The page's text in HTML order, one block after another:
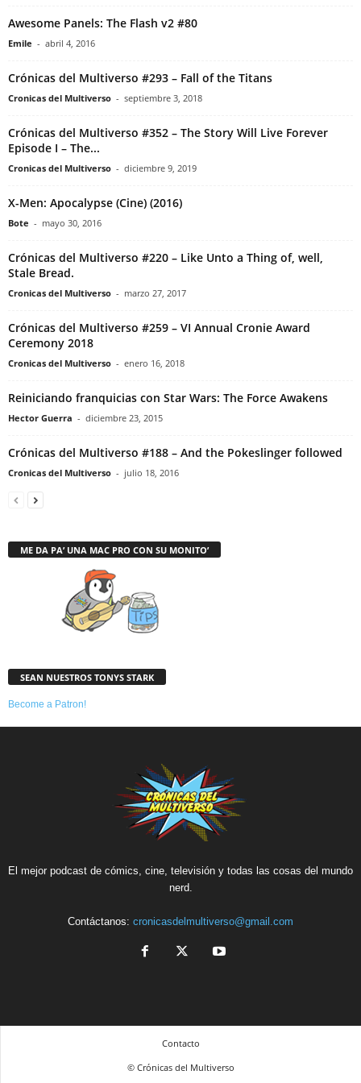
Awesome Panels: The Flash v2 #80
Emile - abril 4, 2016
Crónicas del Multiverso #293 – Fall of the Titans
Cronicas del Multiverso - septiembre 3, 2018
Crónicas del Multiverso #352 – The Story Will Live Forever
Episode I – The...
Cronicas del Multiverso - diciembre 9, 2019
X-Men: Apocalypse (Cine) (2016)
Bote - mayo 30, 2016
Crónicas del Multiverso #220 – Like Unto a Thing of, well,
Stale Bread.
Cronicas del Multiverso - marzo 27, 2017
Crónicas del Multiverso #259 – VI Annual Cronie Award
Ceremony 2018
Cronicas del Multiverso - enero 16, 2018
Reiniciando franquicias con Star Wars: The Force Awakens
Hector Guerra - diciembre 23, 2015
Crónicas del Multiverso #188 – And the Pokeslinger followed
Cronicas del Multiverso - julio 18, 2016
ME DA PA’ UNA MAC PRO CON SU MONITO’
SEAN NUESTROS TONYS STARK
Become a Patron!
El mejor podcast de cómics, cine, televisión y todas las cosas del mundo
nerd.
Contáctanos: cronicasdelmultiverso@gmail.com
Contacto
© Crónicas del Multiverso